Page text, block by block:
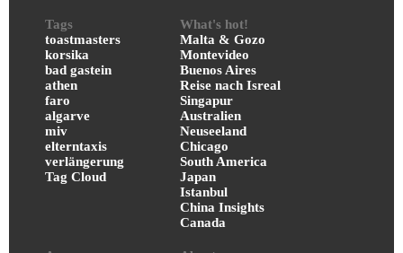
Tags
toastmasters
korsika
bad gastein
athen
faro
algarve
miv
elterntaxis
verlängerung
Tag Cloud
What's hot!
Malta & Gozo
Montevideo
Buenos Aires
Reise nach Isreal
Singapur
Australien
Neuseeland
Chicago
South America
Japan
Istanbul
China Insights
Canada